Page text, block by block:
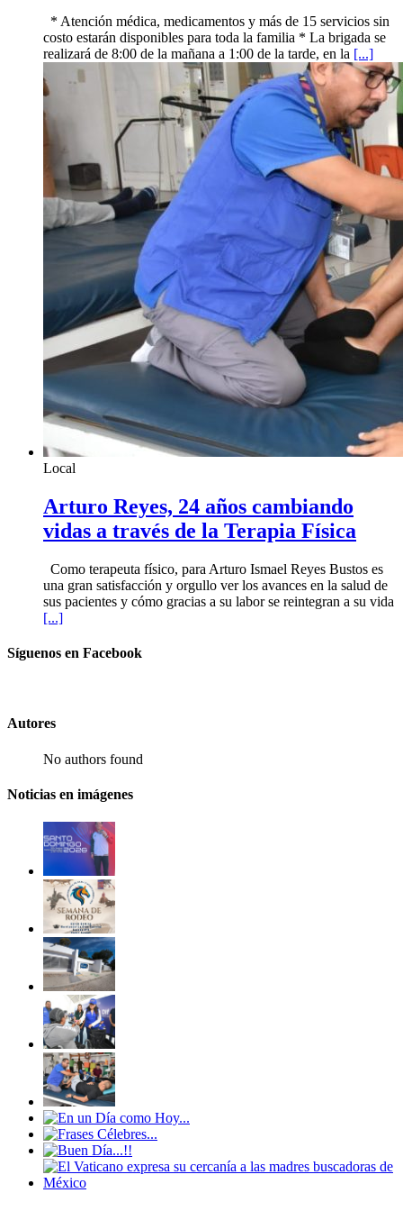
* Atención médica, medicamentos y más de 15 servicios sin
costo estarán disponibles para toda la familia * La brigada se
realizará de 8:00 de la mañana a 1:00 de la tarde, en la [...]
Local
Arturo Reyes, 24 años cambiando
vidas a través de la Terapia Física
Como terapeuta físico, para Arturo Ismael Reyes Bustos es
una gran satisfacción y orgullo ver los avances en la salud de
sus pacientes y cómo gracias a su labor se reintegran a su vida
[...]
Síguenos en Facebook
Autores
No authors found
Noticias en imágenes